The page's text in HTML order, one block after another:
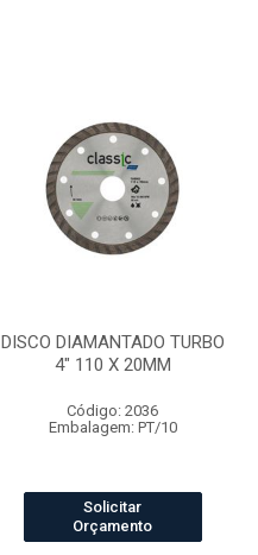
DISCO DIAMANTADO TURBO
4" 110 X 20MM
Código: 2036
Embalagem: PT/10
Solicitar
Orçamento